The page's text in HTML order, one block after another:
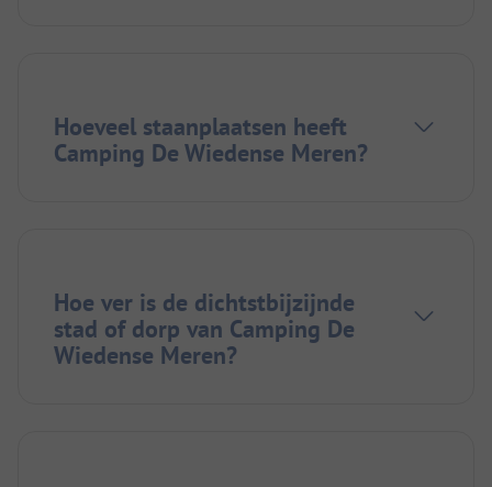
Hoeveel staanplaatsen heeft
Camping De Wiedense Meren?
Hoe ver is de dichtstbijzijnde
stad of dorp van Camping De
Wiedense Meren?